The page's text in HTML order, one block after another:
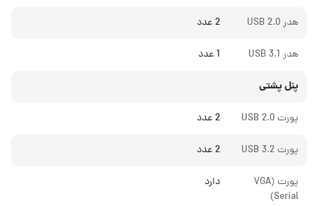
هدر USB 2.0 2 عدد
هدر USB 3.1 1 عدد
پنل پشتی
پورت USB 2.0 2 عدد
پورت USB 3.2 2 عدد
پورت (VGA
(Serial
دارد